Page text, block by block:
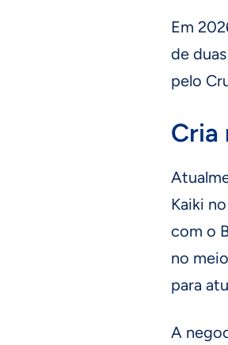
Em
de
pelo
Cria
Kaiki
com o
no
para
A